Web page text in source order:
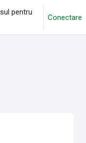
pentru
Conectare